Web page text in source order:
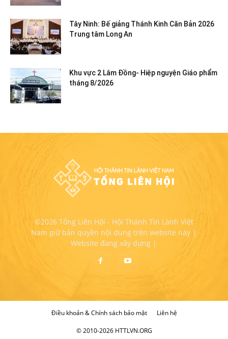
Tây Ninh: Bế giảng Thánh Kinh Căn Bản 2026
Trung tâm Long An
Khu vực 2 Lâm Đồng- Hiệp nguyện Giáo phẩm
tháng 8/2026
©2026 Tổng Liên Hội - Hội Thánh Tin Lành Việt
Nam giữ bản quyền nội dung trên website này |
Website đang xây dựng |
Điều khoản & Chính sách bảo mật Liên hệ
© 2010-2026 HTTLVN.ORG